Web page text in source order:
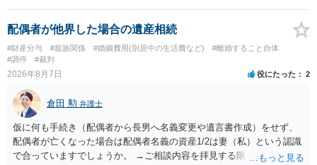
配偶者が他界した場合の遺産相続
#財産分与 #親族関係 #婚姻費用(別居中の生活費など)
#離婚すること自体
#調停
#裁判
2026年8月7日 役にたった 2
倉田 勲 弁護士
仮に何も手続き（配偶者から長男へ名義変更や遺言書作成）をせず、
配偶者が亡くなった場合は配偶者名義の資産1/2は妻（私）という認識
で合っていますでしょうか。 →ご相談内容を拝見する限りでは、その